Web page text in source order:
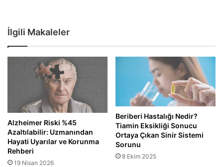
İlgili Makaleler
Alzheimer Riski %45
Azaltılabilir: Uzmanından
Hayati Uyarılar ve Korunma
Rehberi
19 Nisan 2026
Beriberi Hastalığı Nedir?
Tiamin Eksikliği Sonucu
Ortaya Çıkan Sinir Sistemi
Sorunu
8 Ekim 2025